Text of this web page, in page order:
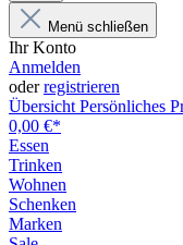
Menü schließen
Ihr Konto
Anmelden
oderregistrieren
Übersicht Persönliches
0,00 €*
Essen
Trinken
Wohnen
Schenken
Marken